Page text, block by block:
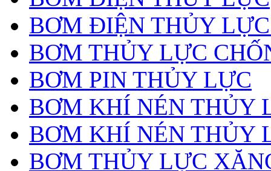
BƠM ĐIỆN THỦY
BƠM THỦY LỰC
BƠM PIN THỦY LỰC
BƠM KHÍ NÉN THỦY
BƠM KHÍ NÉN THỦY
BƠM THỦY LỰC